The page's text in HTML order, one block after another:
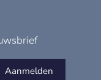
Aanmelden